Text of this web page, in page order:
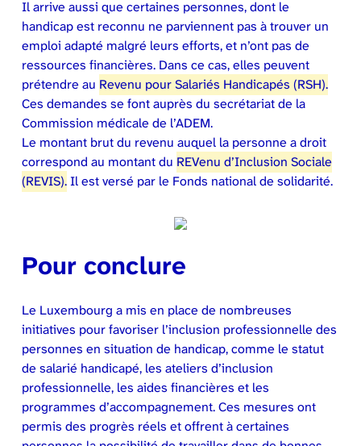
Il arrive aussi que certaines personnes, dont le
handicap est reconnu ne parviennent pas à trouver un
emploi adapté malgré leurs efforts, et n’ont pas de
ressources financières. Dans ce cas, elles peuvent
prétendre au Revenu pour Salariés Handicapés (RSH).
Ces demandes se font auprès du secrétariat de la
Commission médicale de l’ADEM.
Le montant brut du revenu auquel la personne a droit
correspond au montant du REVenu d’Inclusion Sociale
(REVIS).Il est versé par le Fonds national de solidarité.
Pour conclure
Le Luxembourg a mis en place de nombreuses
initiatives pour favoriser l’inclusion professionnelle des
personnes en situation de handicap, comme le statut
de salarié handicapé, les ateliers d’inclusion
professionnelle, les aides financières et les
programmes d’accompagnement. Ces mesures ont
permis des progrès réels et offrent à certaines